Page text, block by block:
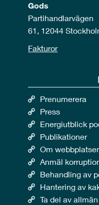
Gods
Partihandlarvägen
61, 12044
Fakturor
Prenumerera
Press
Energiutblick
Publikationer
Om
Anmäl
Behandling av
Hantering av
Ta del av